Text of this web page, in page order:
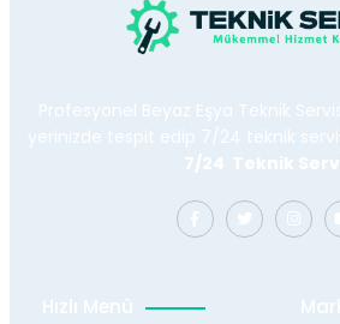
Profesyonel Beyaz Eşya Teknik
yerinizde tespit edip 7/24 teknik
7/24 Teknik
Hızlı Menü